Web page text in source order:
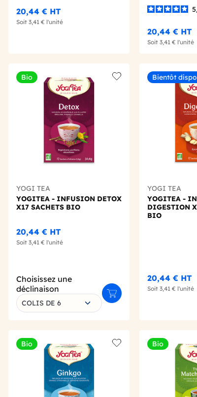
20,44 € HT
Soit 3,41 € l'unité
5
20,44 € HT
Soit 3,41 € l'unité
Bio
Add to wishlist
YOGI TEA
YOGITEA - INFUSION DETOX
X17 SACHETS BIO
20,44 € HT
Soit 3,41 € l'unité
Choisissez une
déclinaison
COLIS DE 6
Ajouter au panier
Bientôt
YOGI TEA
YOGITEA -
DIGESTION
BIO
20,44 € HT
Soit 3,41 € l'unité
Bio
Add to wishlist
Bio